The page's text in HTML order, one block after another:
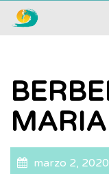
marzo 2, 2020